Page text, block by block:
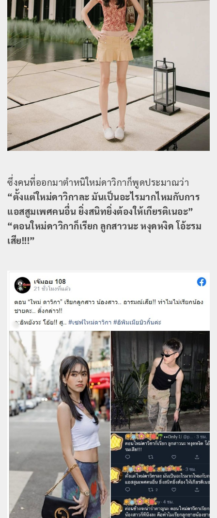
ซึ่งคนที่ออกมาตำหนิใหม่ดาวิกาก็พูดประมาณว่า
“ตั้งแต่ใหม่ดาวิกาละ มันเป็นอะไรมากไหมกับการ
แอสสูมเพศคนอื่น ยิ่งสนิทยิ่งต้องให้เกียรติเนอะ”
“ตอนใหม่ดาวิกาก็เรียก ลูกสาวนะ หงุดหงิด โอ้ะรม
เสีย!!!”